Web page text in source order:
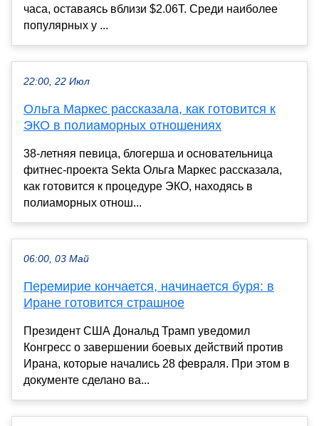
часа, оставаясь вблизи $2.06T. Среди наиболее
популярных у ...
22:00, 22 Июл
Ольга Маркес рассказала, как готовится к
ЭКО в полиаморных отношениях
38-летняя певица, блогерша и основательница
фитнес-проекта Sekta Ольга Маркес рассказала,
как готовится к процедуре ЭКО, находясь в
полиаморных отнош...
06:00, 03 Май
Перемирие кончается, начинается буря: в
Иране готовится страшное
Президент США Дональд Трамп уведомил
Конгресс о завершении боевых действий против
Ирана, которые начались 28 февраля. При этом в
документе сделано ва...